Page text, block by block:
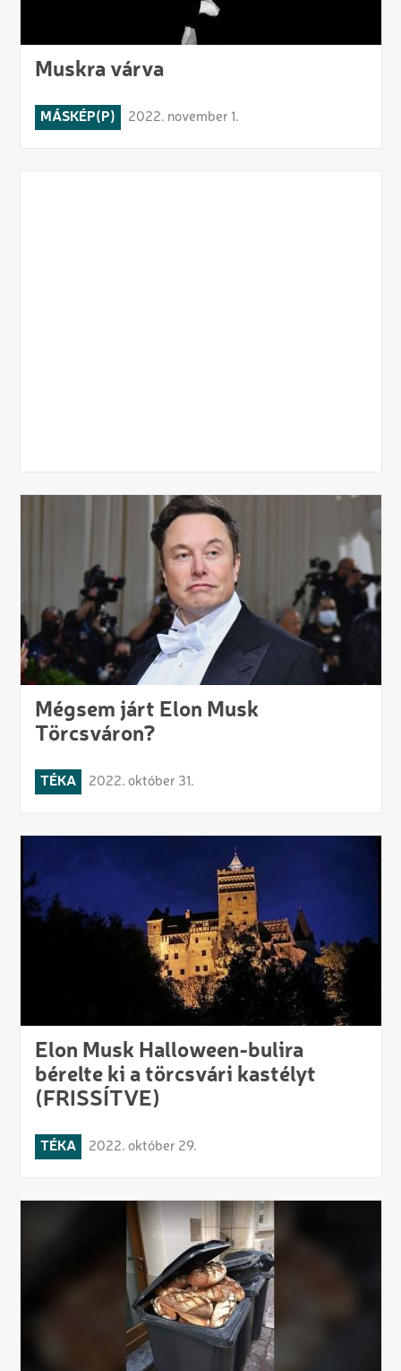
Muskra várva
MÁSKÉP(P) 2022. november 1.
Mégsem járt Elon Musk
Törcsváron?
TÉKA 2022. október 31.
Elon Musk Halloween-bulira
bérelte ki a törcsvári kastélyt
(FRISSÍTVE)
TÉKA 2022. október 29.